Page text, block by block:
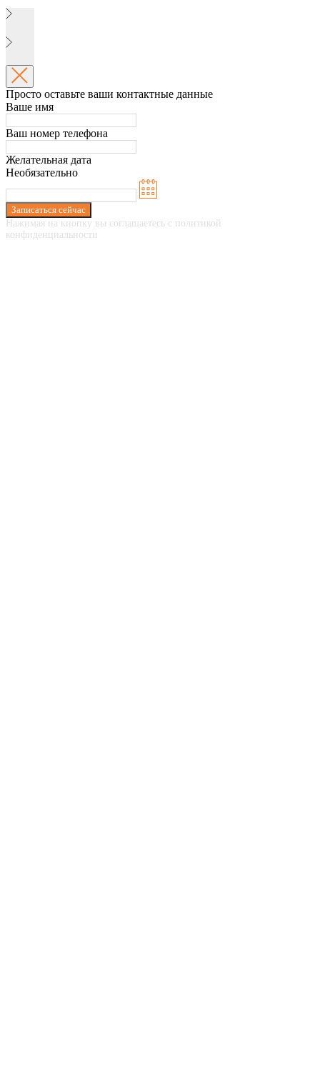
Просто оставьте ваши контактные данные
Ваше имя
Ваш номер телефона
Желательная дата
Необязательно
Записаться сейчас
Нажимая на кнопку вы соглашаетесь с политикой
конфиденциальности